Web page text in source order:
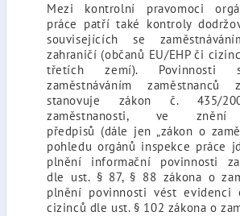
Mezi kontrolní pravomoci
práce patří také kontroly
souvisejících se
zahraničí (občanů EU/EHP či
třetích zemí). Povinnosti
zaměstnáváním zaměstnanců
stanovuje zákon č. 435/
zaměstnanosti, ve znění
předpisů (dále jen „zákon o
pohledu orgánů inspekce práce
plnění informační povinnosti
dle ust. § 87, § 88 zákona o
plnění povinnosti vést evidenci
cizinců dle ust. § 102 zákona o